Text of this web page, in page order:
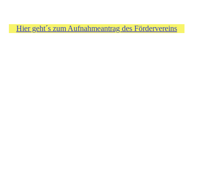
Hier geht´s zum Aufnahmeantrag des Fördervereins